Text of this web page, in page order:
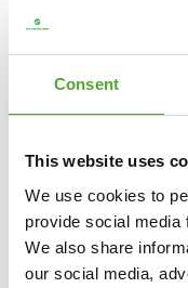
Consent
This website uses
We use cookies to
provide social media
We also share
our social media,
TUNTURI